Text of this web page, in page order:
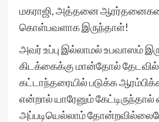
மகராஜி, அத்தனை
கொள்பவளாக இருந்தாள்!
அவர் உப்பு இல்லாமல் உபவாஸம்
கிடக்கைக்கு மான்தோல்
கட்டாந்தரையில் படுக்க
என்றால் யாரேனும்
அப்படியெல்லாம்